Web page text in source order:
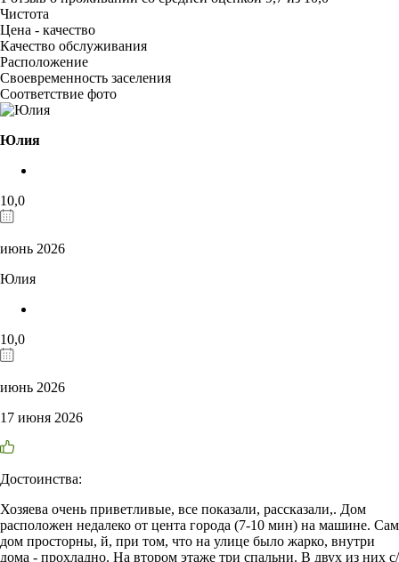
Чистота
Цена - качество
Качество обслуживания
Расположение
Своевременность заселения
Соответствие фото
Юлия
10,0
июнь 2026
Юлия
10,0
июнь 2026
17 июня 2026
Достоинства:
Хозяева очень приветливые, все показали, рассказали,. Дом
расположен недалеко от цента города (7-10 мин) на машине. Сам
дом просторны, й, при том, что на улице было жарко, внутри
дома - прохладно. На втором этаже три спальни. В двух из них с/